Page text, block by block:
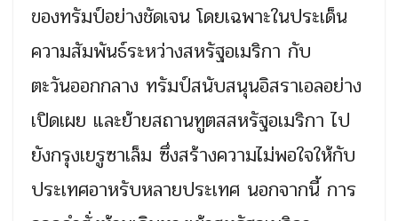
ของทรัมป์อย่างชัดเจน โดยเฉพาะในประเด็น
ความสัมพันธ์ระหว่างสหรัฐอเมริกา กับ
ตะวันออกกลาง ทรัมป์สนับสนุนอิสราเอลอย่าง
เปิดเผย และย้ายสถานทูตสสหรัฐอเมริกา ไป
ยังกรุงเยรูซาเล็ม ซึ่งสร้างความไม่พอใจให้กับ
ประเทศอาหรับหลายประเทศ นอกจากนี้ การ